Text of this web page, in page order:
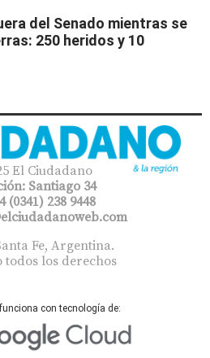
del Senado mientras se
250 heridos y 10
El Ciudadano
Santiago 34
(0341) 238 9448
Fe, Argentina.
todos los derechos
con tecnología de: